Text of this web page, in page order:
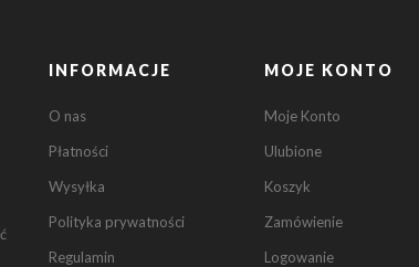
INFORMACJE
O nas
Płatności
Wysyłka
Polityka prywatności
Regulamin
MOJE KONTO
Moje Konto
Ulubione
Koszyk
Zamówienie
Logowanie